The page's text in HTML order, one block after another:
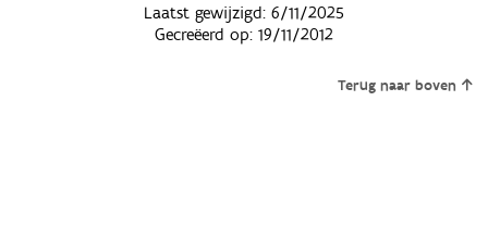
Laatst gewijzigd: 6/11/2025
Gecreëerd op: 19/11/2012
Terug naar boven